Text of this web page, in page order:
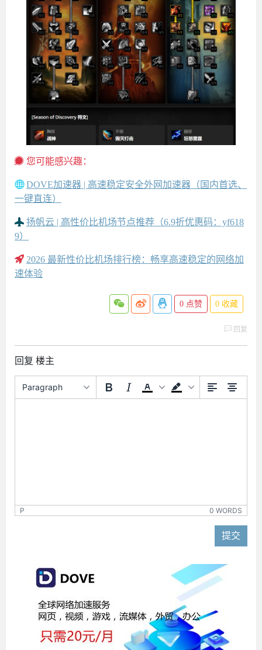
您可能感兴趣：
DOVE加速器 | 高速稳定安全外网加速器（国内首选、
一键直连）
扬帆云 | 高性价比机场节点推荐（6.9折优惠码：yf618
9）
2026 最新性价比机场排行榜：畅享高速稳定的网络加
速体验
0 点赞 0 收藏
回复
回复 楼主
Paragraph
P 0 WORDS
提交